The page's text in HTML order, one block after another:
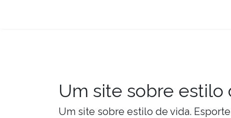
Um site sobre estilo
Um site sobre estilo de vida.